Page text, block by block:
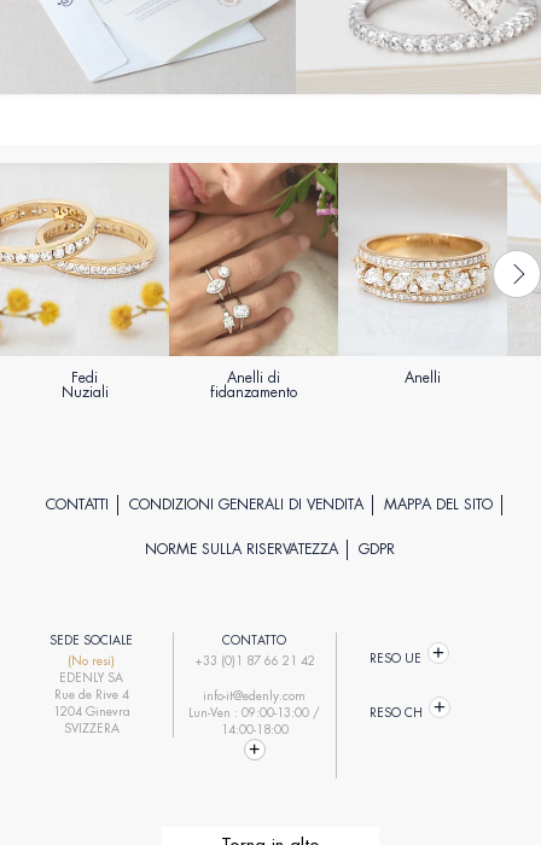
Fedi
Nuziali
Anelli di
fidanzamento
Anelli
CONTATTI CONDIZIONI GENERALI DI VENDITA MAPPA DEL SITO
NORME SULLA RISERVATEZZA GDPR
SEDE SOCIALE
(No resi)
EDENLY SA
Rue de Rive 4
1204 Ginevra
SVIZZERA
CONTATTO
+33 (0)1 87 66 21 42
info-it@edenly.com
Lun-Ven : 09:00-13:00 /
14:00-18:00
RESO UE
RESO CH